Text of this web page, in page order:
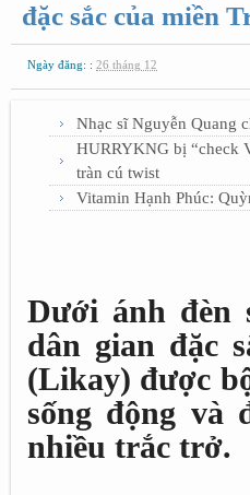
đặc sắc của miền
Ngày đăng: : 26 tháng 12
Nhạc sĩ Nguyễn Quang
HURRYKNG bị “check
tràn cú twist
Vitamin Hạnh Phúc:
Dưới ánh đèn
dân gian đặc
(Likay) được
sống động và
nhiều trắc trở.